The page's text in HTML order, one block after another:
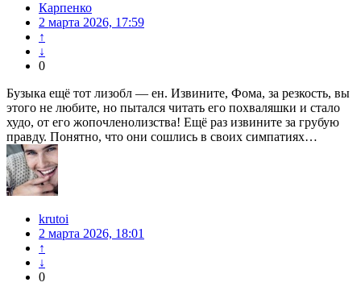
Карпенко
2 марта 2026, 17:59
↑
↓
0
Бузыка ещё тот лизобл — ен. Извините, Фома, за резкость, вы
этого не любите, но пытался читать его похваляшки и стало
худо, от его жопочленолизства! Ещё раз извините за грубую
правду. Понятно, что они сошлись в своих симпатиях…
krutoi
2 марта 2026, 18:01
↑
↓
0